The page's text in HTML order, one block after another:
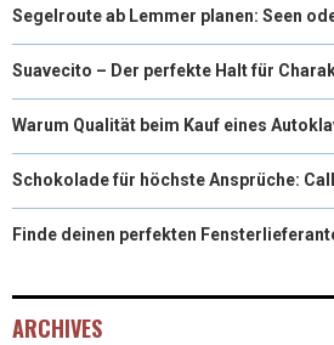
Segelroute ab Lemmer planen: Seen
Suavecito – Der perfekte Halt für
Warum Qualität beim Kauf eines
Schokolade für höchste Ansprüche:
Finde deinen perfekten
ARCHIVES